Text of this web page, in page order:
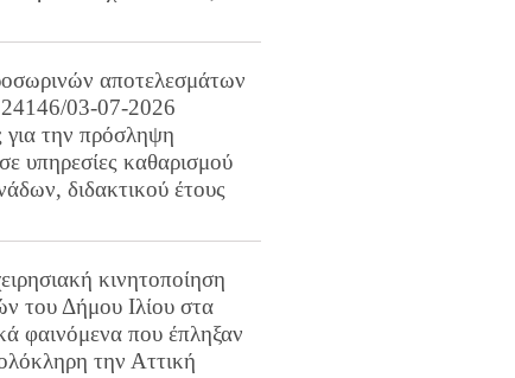
αποτελεσμάτων
24146/03-07-2026
την πρόσληψη
υπηρεσίες καθαρισμού
διδακτικού έτους
κινητοποίηση
του Δήμου Ιλίου στα
φαινόμενα που έπληξαν
την Αττική